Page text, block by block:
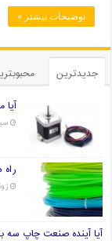
توضیحات بیشتر »
جدیدترین
ژوئن
آیا آینده صنعت چاپ